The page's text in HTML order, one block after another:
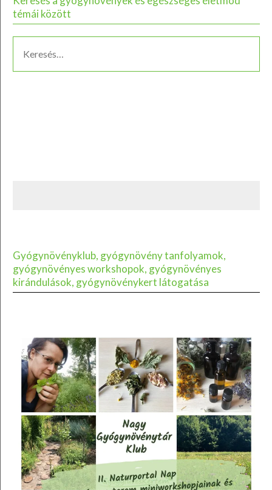
témái között
Gyógynövényklub, gyógynövény tanfolyamok,
gyógynövényes workshopok, gyógynövényes
kirándulások, gyógynövénykert látogatása